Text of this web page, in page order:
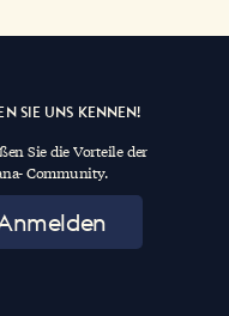
SIE UNS KENNEN!
Sie die Vorteile der
Community.